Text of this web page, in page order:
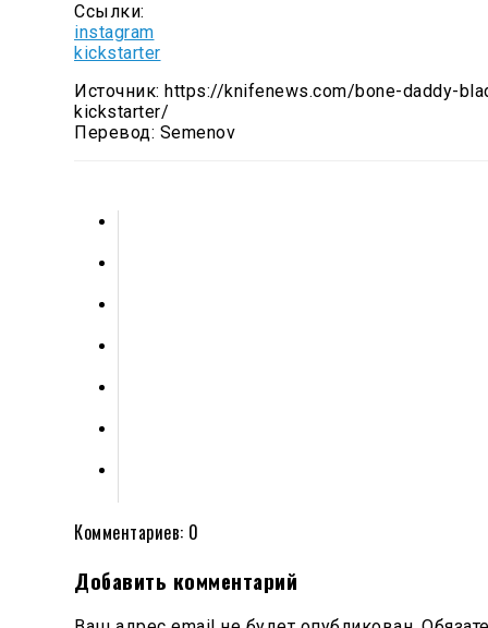
Ссылки:
instagram
kickstarter
Источник: https://knifenews.com/bone-daddy-
kickstarter/
Перевод: Semenov
Комментариев: 0
Добавить комментарий